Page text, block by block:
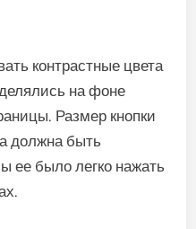
контрастные цвета
на фоне
Размер кнопки
должна быть
ее было легко нажать